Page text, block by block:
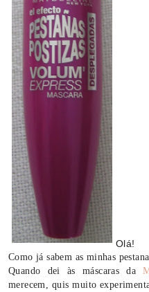
Olá!
Como já sabem as minhas
Quando dei às máscaras da
merecem, quis muito